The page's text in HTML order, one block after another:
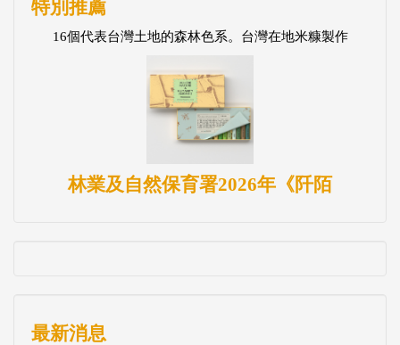
特別推薦
16個代表台灣土地的森林色系。台灣在地米糠製作
林業及自然保育署2026年《阡陌
最新消息